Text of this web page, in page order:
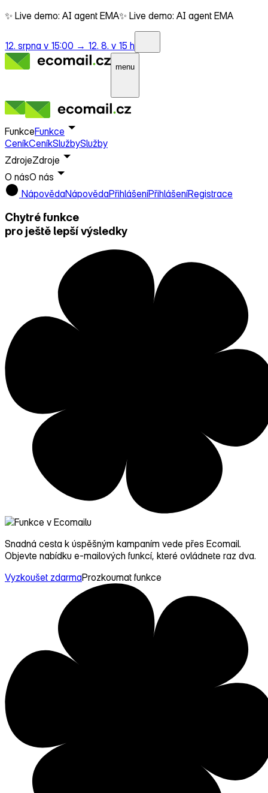
✨ Live demo: AI agent EMA✨ Live demo: AI agent EMA
12. srpna v 15:00 → 12. 8. v 15 h
menu
FunkceFunkce
CeníkCeníkSlužbySlužby
ZdrojeZdroje
O násO nás
NápovědaNápovědaPřihlášeníPřihlášeníRegistrace
Chytré funkce
pro ještě lepší výsledky
Snadná cesta k úspěšným kampaním vede přes Ecomail.
Objevte nabídku e‑mailových funkcí, které ovládnete raz dva.
Vyzkoušet zdarmaProzkoumat funkce